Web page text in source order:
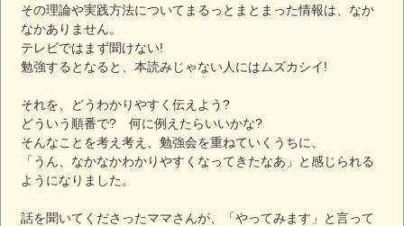
その理論や実践方法についてまるっとまとまった情報は、なか
なかありません。
テレビではまず聞けない!
勉強するとなると、本読みじゃない人にはムズカシイ!
それを、どうわかりやすく伝えよう?
どういう順番で? 何に例えたらいいかな?
そんなことを考え考え、勉強会を重ねていくうちに、
「うん、なかなかわかりやすくなってきたなあ」と感じられる
ようになりました。
話を聞いてくださったママさんが、「やってみます」と言って